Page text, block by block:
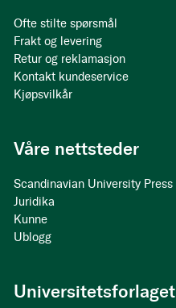
Ofte stilte spørsmål
Frakt og levering
Retur og reklamasjon
Kontakt kundeservice
Kjøpsvilkår
Våre nettsteder
Scandinavian University Press
Juridika
Kunne
Ublogg
Universitetsforlaget